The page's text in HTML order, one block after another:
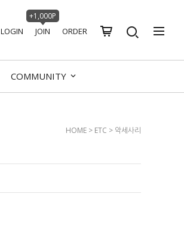
LOGIN JOIN
+1,000P
ORDER
COMMUNITY
HOME > ETC > 악세사리